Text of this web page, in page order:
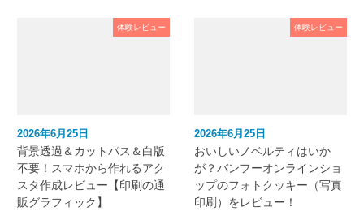
体験レビュー
2026年6月25日
背景透過＆カットパス＆白版
不要！スマホから作れるアク
スタ作成レビュー【印刷の通
販グラフィック】
体験レビュー
2026年6月25日
おいしいノベルティはいか
が？バンフーオンラインショ
ップのフォトクッキー（写真
印刷）をレビュー！